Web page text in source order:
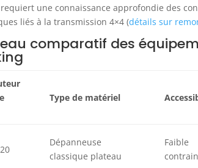
une connaissance approfondie des
liés à la transmission 4×4 (détails sur
comparatif des
Type de matériel
Dépanneuse
classique plateau
Faible